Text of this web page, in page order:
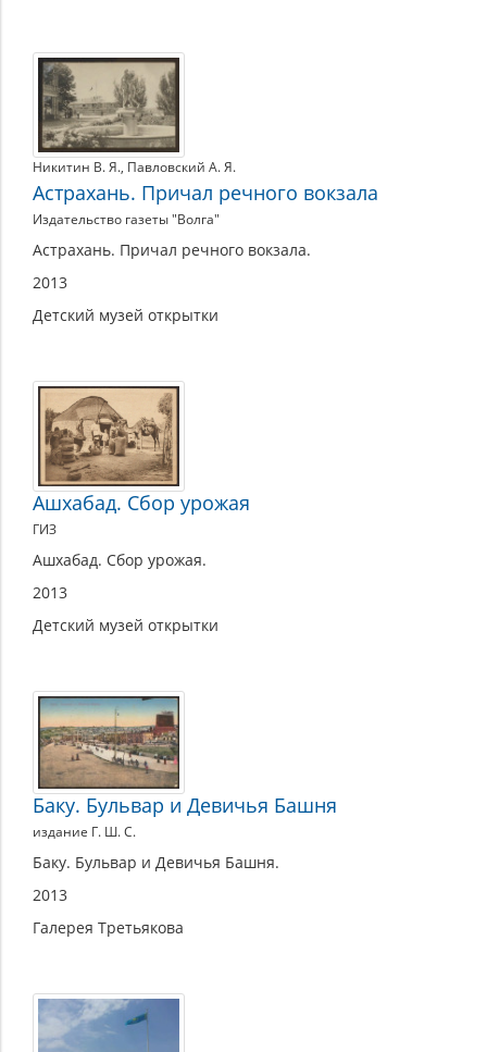
Никитин В. Я., Павловский А. Я.
Астрахань. Причал речного вокзала
Издательство газеты "Волга"
Астрахань. Причал речного вокзала.
2013
Детский музей открытки
Ашхабад. Сбор урожая
ГИЗ
Ашхабад. Сбор урожая.
2013
Детский музей открытки
Баку. Бульвар и Девичья Башня
издание Г. Ш. С.
Баку. Бульвар и Девичья Башня.
2013
Галерея Третьякова